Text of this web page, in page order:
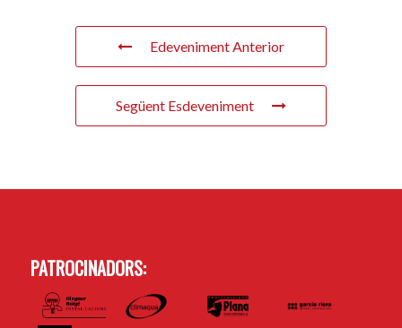
Edeveniment Anterior
Següent Esdeveniment
PATROCINADORS: